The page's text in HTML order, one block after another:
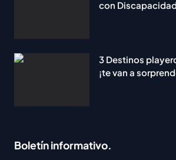
con Discapacidad
3 Destinos
¡te van a
Boletín informativo.